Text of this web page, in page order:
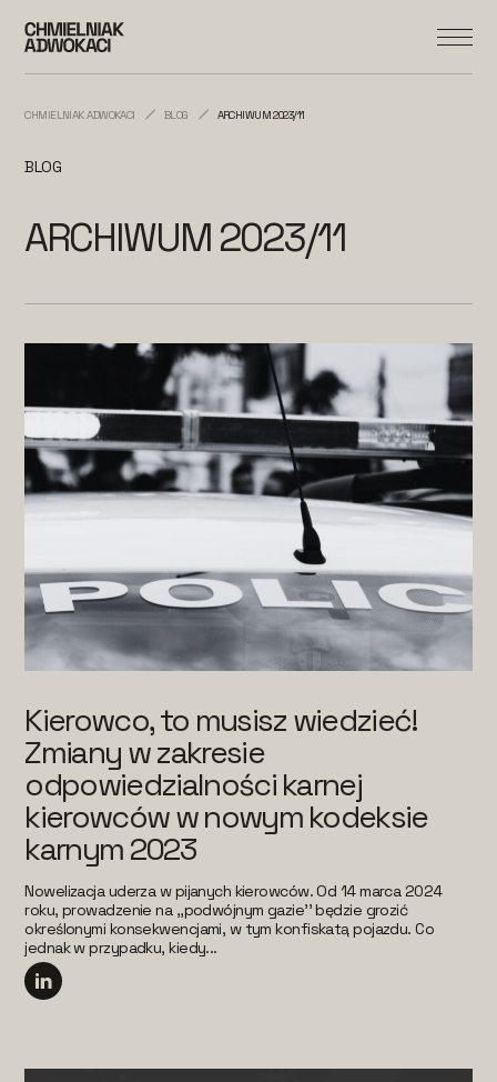
CHMIELNIAK ADWOKACI BLOG ARCHIWUM 2023/11
BLOG
ARCHIWUM 2023/11
Kierowco, to musisz wiedzieć!
Zmiany w zakresie
odpowiedzialności karnej
kierowców w nowym kodeksie
karnym 2023
Nowelizacja uderza w pijanych kierowców. Od 14 marca 2024
roku, prowadzenie na ,,podwójnym gazie’’ będzie grozić
określonymi konsekwencjami, w tym konfiskatą pojazdu. Co
jednak w przypadku, kiedy...